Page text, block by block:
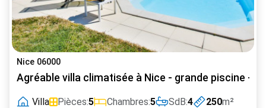
Nice 06000
Agréable villa climatisée à Nice - grande piscine -
Villa Pièces:5 Chambres:5 SdB:4 250m²